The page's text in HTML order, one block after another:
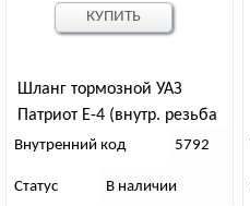
Шланг тормозной УАЗ
Патриот Е-4 (внутр. резьба
d-10 мм) (завод)
Внутренний код 5792
Статус В наличии
КУПИТЬ